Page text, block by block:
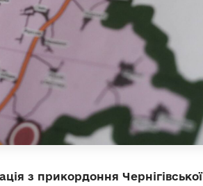
з прикордоння Чернігівської